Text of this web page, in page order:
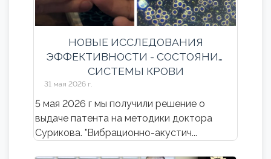
НОВЫЕ ИССЛЕДОВАНИЯ
ЭФФЕКТИВНОСТИ - СОСТОЯНИЕ
СИСТЕМЫ КРОВИ
31 мая 2026 г.
5 мая 2026 г мы получили решение о
выдаче патента на методики доктора
Сурикова. "Вибрационно-акустич...